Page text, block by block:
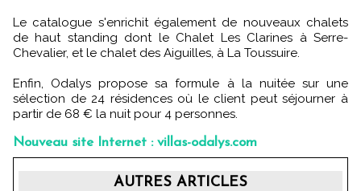
Le catalogue s'enrichit également de nouveaux chalets
de haut standing dont le Chalet Les Clarines à Serre-
Chevalier, et le chalet des Aiguilles, à La Toussuire.
Enfin, Odalys propose sa formule à la nuitée sur une
sélection de 24 résidences où le client peut séjourner à
partir de 68 € la nuit pour 4 personnes.
Nouveau site Internet : villas-odalys.com
AUTRES ARTICLES